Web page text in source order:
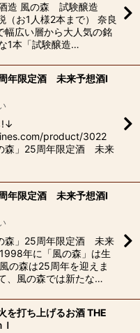
造 風の森 試験醸造
お1人様2本まで） 奈良
幅広い層から大人気の銘
1本「試験醸造…
年限定酒 未来予想酒I
!↓
product/3022
森」25周年限定酒 未来
年限定酒 未来予想酒I
森」25周年限定酒 未来
年に「風の森」は生
の森は25周年を迎えま
、風の森では新たな…
を打ち上げるお酒 THE